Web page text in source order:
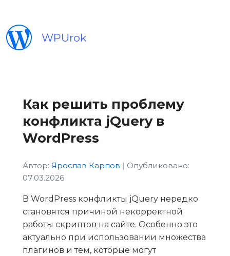
WPUrok
Как решить проблему
конфликта jQuery в
WordPress
Автор: Ярослав Карпов | Опубликовано:
07.03.2026
В WordPress конфликты jQuery нередко
становятся причиной некорректной
работы скриптов на сайте. Особенно это
актуально при использовании множества
плагинов и тем, которые могут